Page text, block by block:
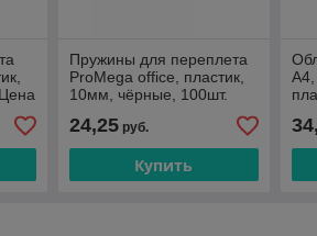
20
Пружины для переплета
ProMega office, пластик,
10мм, чёрные, 100шт.
Цена указана без учета
НДС 20%
24,25руб.
Купить